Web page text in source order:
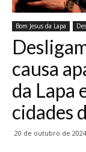
Bom Jesus da Lapa
causa
da Lapa
cidades
20 de outubro de 2024